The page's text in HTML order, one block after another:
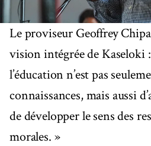
Le proviseur Geoffrey
vision intégrée de Kaseloki
l’éducation n’est pas
connaissances, mais aussi
de développer le sens des
morales. »